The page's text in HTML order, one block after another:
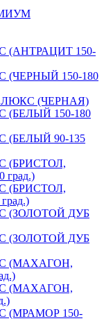
(АНТРАЦИТ 150-
(ЧЕРНЫЙ 150-180
ЛЮКС (ЧЕРНАЯ)
(БЕЛЫЙ 150-180
(БЕЛЫЙ 90-135
(БРИСТОЛ,
(БРИСТОЛ,
(ЗОЛОТОЙ ДУБ
(ЗОЛОТОЙ ДУБ
(МАХАГОН,
(МАХАГОН,
(МРАМОР 150-